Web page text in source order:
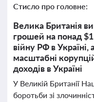
Стисло про головне:
Велика Британія
грошей на понад
війну РФ в
масштабні
доходів в Україні
У Великій Британії
боротьби зі